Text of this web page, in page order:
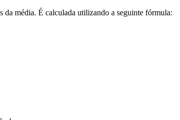
da média. É calculada utilizando a seguinte fórmula: